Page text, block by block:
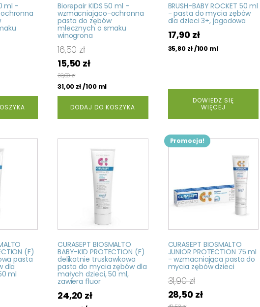
ml - Biorepair KIDS 50 ml -
wzmacniająco-ochronna
pasta do zębów
mlecznych o smaku
winogrona
16,50zł
Pierwotna
cena
wynosiła:
16,50 zł.
15,50 złAktualna
wynosi:
15,50 zł.
33,00zł
31,00 zł/100 ml
DODAJ DO KOSZYKA
BRUSH-BABY ROCKET 50 ml
- pasta do mycia zębów
dla dzieci 3+, jagodowa
17,90 zł
35,80 zł/100 ml
DOWIEDZ SIĘ
WIĘCEJ
(F)
pasta
dla
ml
CURASEPT BIOSMALTO
BABY-KID PROTECTION (F)
delikatnie truskawkowa
pasta do mycia zębów dla
małych dzieci, 50 ml,
zawiera fluor
24,20 zł
Promocja!
CURASEPT BIOSMALTO
JUNIOR PROTECTION 75 ml
- wzmacniająca pasta do
mycia zębów dzieci
31,90zł
Pierwotna
28,50 złAktualna